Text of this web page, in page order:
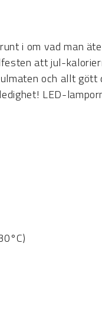
i om vad man
att jul-
och allt
LED-